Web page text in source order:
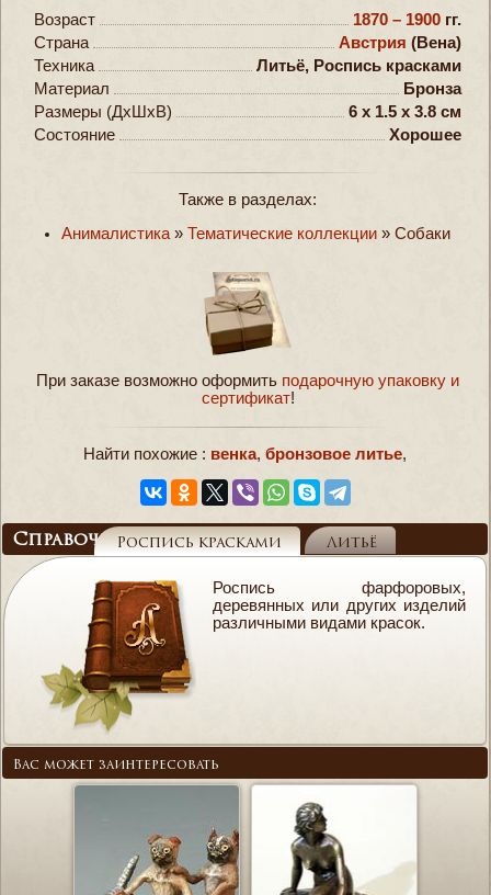
Возраст 1870 – 1900 гг.
Страна
Австрия (Вена)
Техника
Литьё, Роспись красками
Материал
Бронза
Размеры (ДxШxВ)
6 x 1.5 x 3.8 см
Состояние
Хорошее
Также в разделах:
Анималистика » Тематические коллекции » Собаки
При заказе возможно оформить подарочную упаковку и
сертификат!
Найти похожие : венка, бронзовое литье,
СправочникРоспись красками Литьё
Роспись фарфоровых,
деревянных или других изделий
различными видами красок.
Вас может заинтересовать